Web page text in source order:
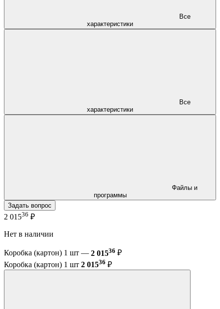
характеристики
характеристики
программы
Задать вопрос
2 01536 ₽
Нет в наличии
Коробка (картон) 1 шт — 2 01536 ₽
Коробка (картон) 1 шт 2 01536 ₽